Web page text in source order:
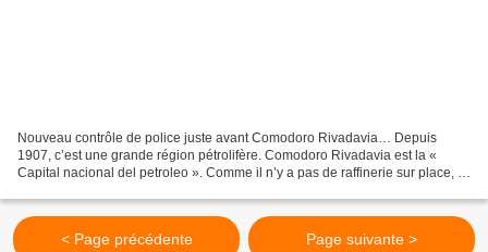
Nouveau contrôle de police juste avant Comodoro Rivadavia… Depuis
1907, c’est une grande région pétrolifère. Comodoro Rivadavia est la «
Capital nacional del petroleo ». Comme il n’y a pas de raffinerie sur place, le
< Page précédente Page suivante >